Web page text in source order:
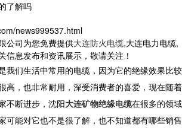
了解吗
news999537.html
公司为您免费提供大连防火电缆,大连电力电缆,
信息发布和资讯展示，敬请关注！
我们生活中常用的电缆，因为它的绝缘效果比较
高，也非常耐用，深受消费者的喜爱，现在随着
不断进步，沈阳大连矿物绝缘电缆在很多的领域
可能对它也不是很了解，也不知道都有哪些销售